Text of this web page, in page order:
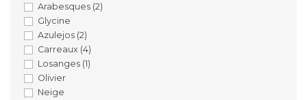
Arabesques (2)
Glycine
Azulejos (2)
Carreaux (4)
Losanges (1)
Olivier
Neige